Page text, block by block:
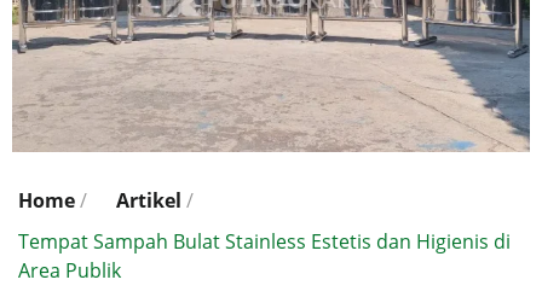
Home/ Artikel /
Tempat Sampah Bulat Stainless Estetis dan Higienis di
Area Publik